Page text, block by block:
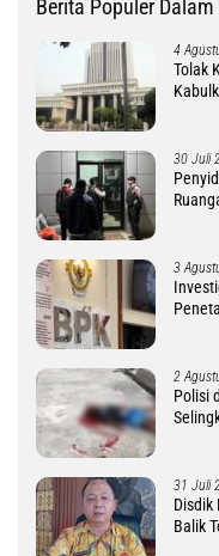
Berita Populer Dalam
4
Tolak
30 Juli
3
2
Polisi
31 Juli
Disdik
Balik